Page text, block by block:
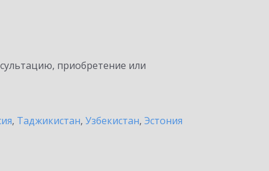
приобретение или
, Таджикистан, Узбекистан, Эстония